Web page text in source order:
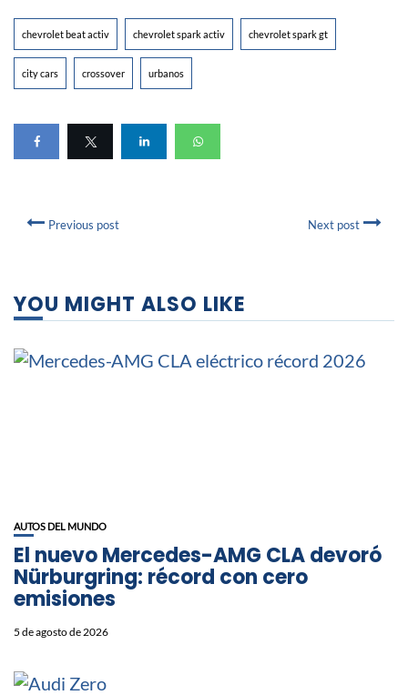
chevrolet beat activ chevrolet spark activ chevrolet spark gt
city cars crossover urbanos
Previous post Next post
YOU MIGHT ALSO LIKE
AUTOS DEL MUNDO
El nuevo Mercedes-AMG CLA devoró
Nürburgring: récord con cero
emisiones
5 de agosto de 2026